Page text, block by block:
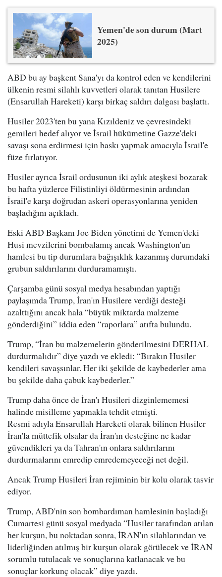
Yemen'de son durum (Mart
2025)
ABD bu ay başkent Sana'yı da kontrol eden ve kendilerini
ülkenin resmi silahlı kuvvetleri olarak tanıtan Husilere
(Ensarullah Hareketi) karşı birkaç saldırı dalgası başlattı.
Husiler 2023'ten bu yana Kızıldeniz ve çevresindeki
gemileri hedef alıyor ve İsrail hükümetine Gazze'deki
savaşı sona erdirmesi için baskı yapmak amacıyla İsrail'e
füze fırlatıyor.
Husiler ayrıca İsrail ordusunun iki aylık ateşkesi bozarak
bu hafta yüzlerce Filistinliyi öldürmesinin ardından
İsrail'e karşı doğrudan askeri operasyonlarına yeniden
başladığını açıkladı.
Eski ABD Başkanı Joe Biden yönetimi de Yemen'deki
Husi mevzilerini bombalamış ancak Washington'un
hamlesi bu tip durumlara bağışıklık kazanmış durumdaki
grubun saldırılarını durduramamıştı.
Çarşamba günü sosyal medya hesabından yaptığı
paylaşımda Trump, İran'ın Husilere verdiği desteği
azalttığını ancak hala “büyük miktarda malzeme
gönderdiğini” iddia eden “raporlara” atıfta bulundu.
Trump, “İran bu malzemelerin gönderilmesini DERHAL
durdurmalıdır” diye yazdı ve ekledi: “Bırakın Husiler
kendileri savaşsınlar. Her iki şekilde de kaybederler ama
bu şekilde daha çabuk kaybederler.”
Trump daha önce de İran'ı Husileri dizginlememesi
halinde misilleme yapmakla tehdit etmişti.
Resmi adıyla Ensarullah Hareketi olarak bilinen Husiler
İran'la müttefik olsalar da İran'ın desteğine ne kadar
güvendikleri ya da Tahran'ın onlara saldırılarını
durdurmalarını emredip emredemeyeceği net değil.
Ancak Trump Husileri İran rejiminin bir kolu olarak tasvir
ediyor.
Trump, ABD'nin son bombardıman hamlesinin başladığı
Cumartesi günü sosyal medyada “Husiler tarafından atılan
her kurşun, bu noktadan sonra, İRAN'ın silahlarından ve
liderliğinden atılmış bir kurşun olarak görülecek ve İRAN
sorumlu tutulacak ve sonuçlarına katlanacak ve bu
sonuçlar korkunç olacak” diye yazdı.